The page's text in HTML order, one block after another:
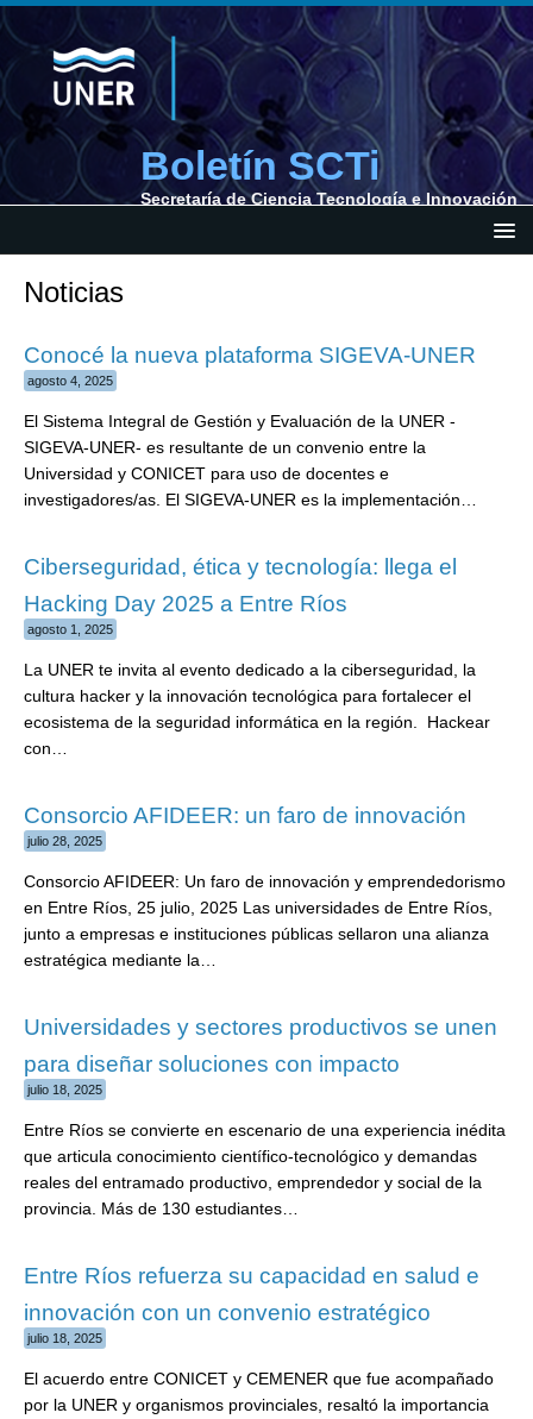
Boletín SCTi
Secretaría de Ciencia Tecnología e Innovación
Noticias
Conocé la nueva plataforma SIGEVA-UNER
agosto 4, 2025
El Sistema Integral de Gestión y Evaluación de la UNER -
SIGEVA-UNER- es resultante de un convenio entre la
Universidad y CONICET para uso de docentes e
investigadores/as. El SIGEVA-UNER es la implementación…
Ciberseguridad, ética y tecnología: llega el
Hacking Day 2025 a Entre Ríos
agosto 1, 2025
La UNER te invita al evento dedicado a la ciberseguridad, la
cultura hacker y la innovación tecnológica para fortalecer el
ecosistema de la seguridad informática en la región. Hackear
con…
Consorcio AFIDEER: un faro de innovación
julio 28, 2025
Consorcio AFIDEER: Un faro de innovación y emprendedorismo
en Entre Ríos, 25 julio, 2025 Las universidades de Entre Ríos,
junto a empresas e instituciones públicas sellaron una alianza
estratégica mediante la…
Universidades y sectores productivos se unen
para diseñar soluciones con impacto
julio 18, 2025
Entre Ríos se convierte en escenario de una experiencia inédita
que articula conocimiento científico-tecnológico y demandas
reales del entramado productivo, emprendedor y social de la
provincia. Más de 130 estudiantes…
Entre Ríos refuerza su capacidad en salud e
innovación con un convenio estratégico
julio 18, 2025
El acuerdo entre CONICET y CEMENER que fue acompañado
por la UNER y organismos provinciales, resaltó la importancia